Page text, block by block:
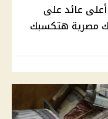
عائد على
2025 داخل 7 بنوك مصرية هتكسبك